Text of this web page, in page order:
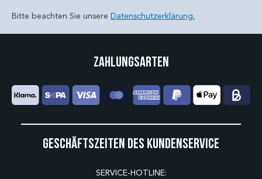
Bitte beachten Sie unsere Datenschutzerklärung.
Geschäftszeiten des Kundenservice
SERVICE-HOTLINE:
Zahlungsarten